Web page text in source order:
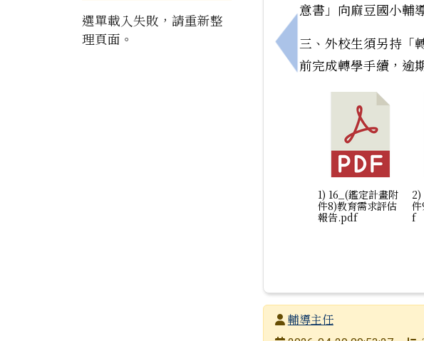
選單載入失敗，請重新整
理頁面。
上一筆：轉知中華心衛
意書」向麻豆國小輔
三、外校生須另持「
前完成轉學手續，逾
1) 16_(鑑定計畫附
件8)教育需求評估
報告.pdf
2)
f
發布者輔導主任